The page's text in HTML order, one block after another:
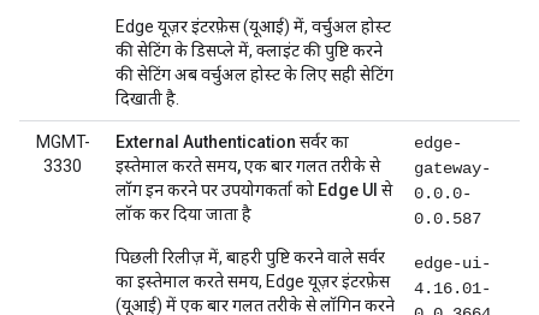
Edge यूज़र इंटरफ़ेस (यूआई) में, वर्चुअल होस्ट
की सेटिंग के डिसप्ले में, क्लाइंट की पुष्टि करने
की सेटिंग अब वर्चुअल होस्ट के लिए सही सेटिंग
दिखाती है.
MGMT-
3330
External Authentication सर्वर का
इस्तेमाल करते समय, एक बार गलत तरीके से
लॉग इन करने पर उपयोगकर्ता को Edge UI से
लॉक कर दिया जाता है
पिछली रिलीज़ में, बाहरी पुष्टि करने वाले सर्वर
का इस्तेमाल करते समय, Edge यूज़र इंटरफ़ेस
(यूआई) में एक बार गलत तरीके से लॉगिन करने
edge-
gateway-
0.0.0-
0.0.587
edge-ui-
4.16.01-